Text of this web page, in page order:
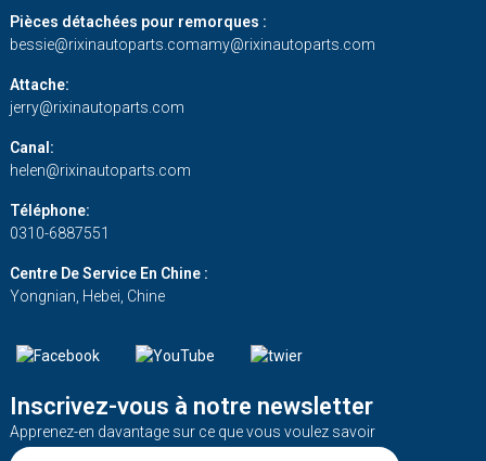
Pièces détachées pour remorques :
bessie@rixinautoparts.comamy@rixinautoparts.com
Attache:
jerry@rixinautoparts.com
Canal:
helen@rixinautoparts.com
Téléphone:
0310-6887551
Centre De Service En Chine :
Yongnian, Hebei, Chine
Inscrivez-vous à notre newsletter
Apprenez-en davantage sur ce que vous voulez savoir